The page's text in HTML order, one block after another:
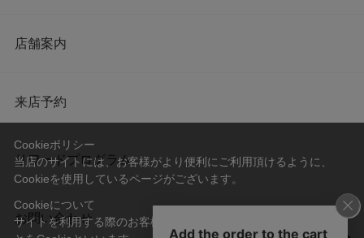
店舗案内
来店予約
リワードプログラム
お問い合わせ
Cookieポリシー
当店のサイトには、お客様がより便利にご利用頂けるように、
Cookieを使用しているページがございます。
Cookieについて
サイトを利用する際のお客様情報をPC上で記録管理する技術のこ